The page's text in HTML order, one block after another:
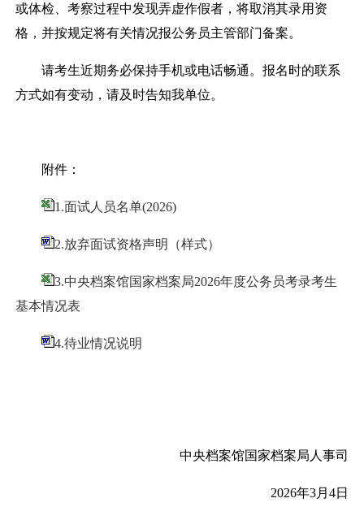
或体检、考察过程中发现弄虚作假者，将取消其录用资
格，并按规定将有关情况报公务员主管部门备案。
请考生近期务必保持手机或电话畅通。报名时的联系
方式如有变动，请及时告知我单位。
附件：
1.面试人员名单(2026)
2.放弃面试资格声明（样式）
3.中央档案馆国家档案局2026年度公务员考录考生
基本情况表
4.待业情况说明
中央档案馆国家档案局人事司
2026年3月4日